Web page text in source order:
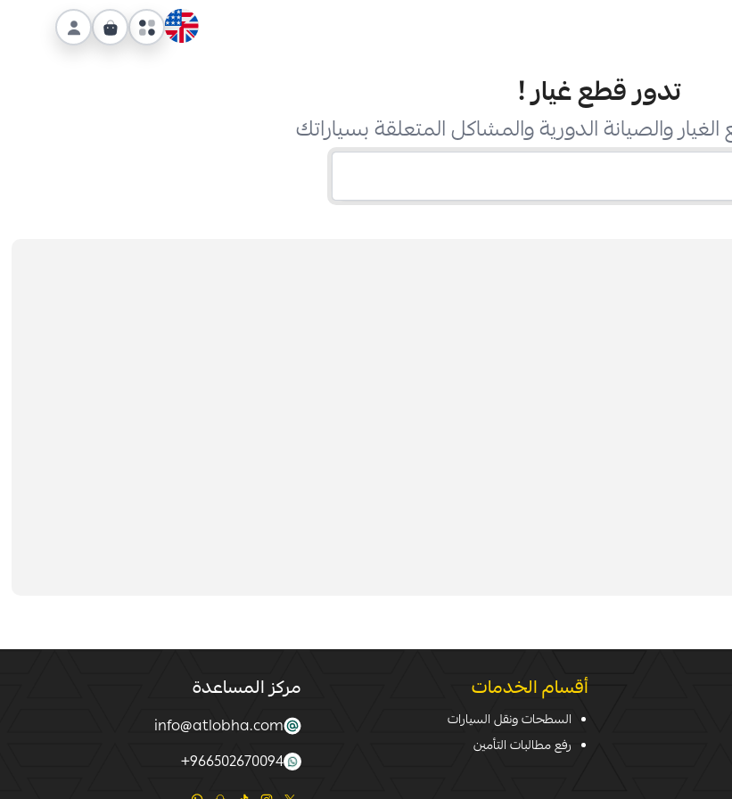
تدور قطع غيار!
والصيانة الدورية والمشاكل المتعلقة بسياراتك
أقسام الخدمات
السطحات ونقل السيارات
رفع مطالبات التأمين
مركز المساعدة
info@atlobha.com
966502670094
+